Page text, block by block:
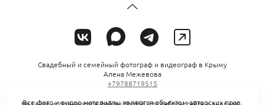
Свадебный и семейный фотограф и видеограф в Крыму
Алена Межевова
+79788719515
Все фото и видео материалы являются объектом авторских прав.